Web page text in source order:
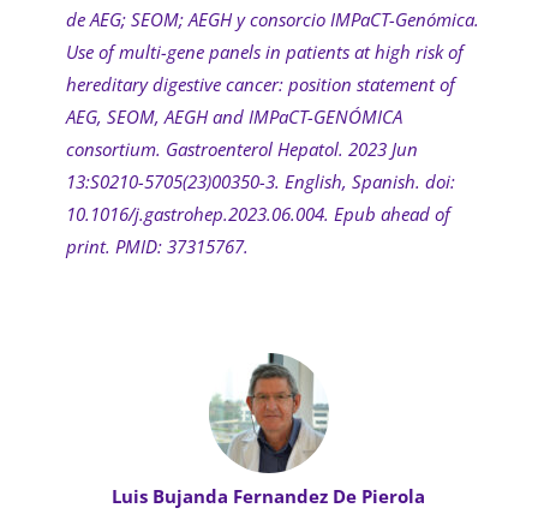
de AEG; SEOM; AEGH y consorcio IMPaCT-Genómica.
Use of multi-gene panels in patients at high risk of
hereditary digestive cancer: position statement of
AEG, SEOM, AEGH and IMPaCT-GENÓMICA
consortium. Gastroenterol Hepatol. 2023 Jun
13:S0210-5705(23)00350-3. English, Spanish. doi:
10.1016/j.gastrohep.2023.06.004. Epub ahead of
print. PMID: 37315767.
Luis Bujanda Fernandez De Pierola